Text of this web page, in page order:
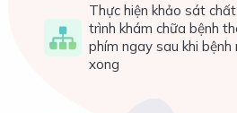
Thực hiện khảo sát
trình khám chữa bệnh
phím ngay sau khi bệnh
xong